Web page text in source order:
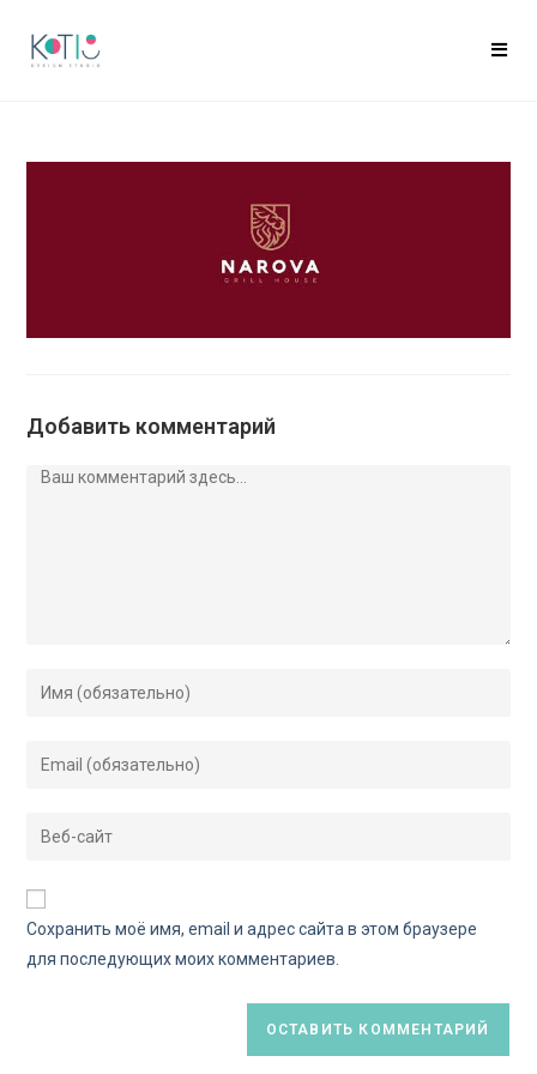
Добавить комментарий
Сохранить моё имя, email и адрес сайта в этом браузере
для последующих моих комментариев.